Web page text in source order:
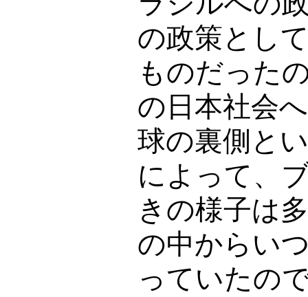
の政策とし
ものだった
の日本社会
球の裏側と
によって、
きの様子は
の中からい
っていたの